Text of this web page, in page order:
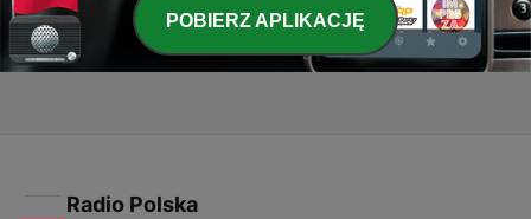
1 - TEASER - BATTLE OF AMBRUS
08 cze 2020
Radio Polska
POBIERZ APLIKACJĘ